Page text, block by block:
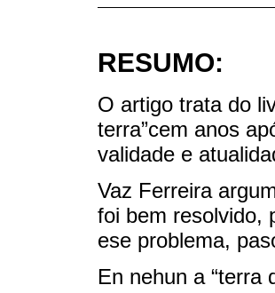
RESUMO:
O artigo trata do
terra”cem anos
validade e
Vaz Ferreira
foi bem resolvido,
ese problema,
En nehun a “terra